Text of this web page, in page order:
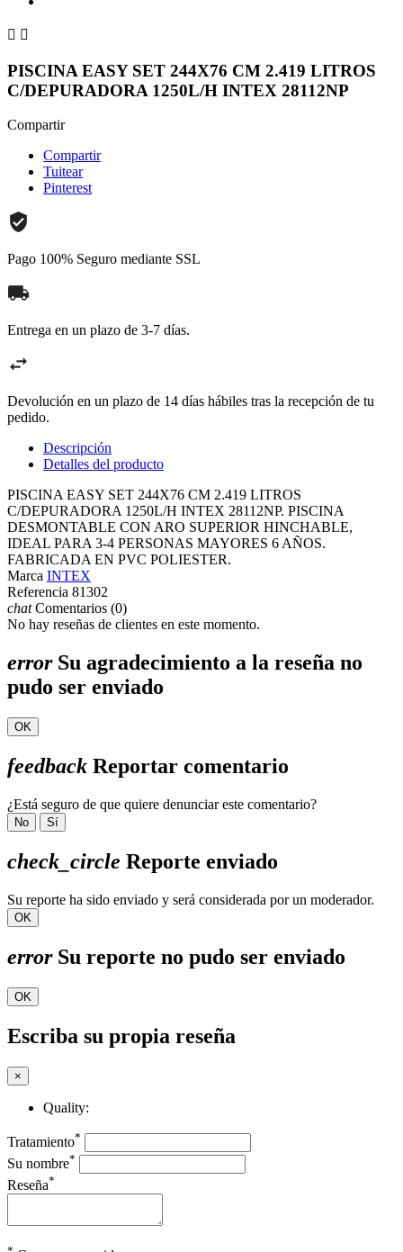
 
PISCINA EASY SET 244X76 CM 2.419 LITROS
C/DEPURADORA 1250L/H INTEX 28112NP
Compartir
Compartir
Tuitear
Pinterest
Pago 100% Seguro mediante SSL
Entrega en un plazo de 3-7 días.
Devolución en un plazo de 14 días hábiles tras la recepción de tu
pedido.
Descripción
Detalles del producto
PISCINA EASY SET 244X76 CM 2.419 LITROS
C/DEPURADORA 1250L/H INTEX 28112NP. PISCINA
DESMONTABLE CON ARO SUPERIOR HINCHABLE,
IDEAL PARA 3-4 PERSONAS MAYORES 6 AÑOS.
FABRICADA EN PVC POLIESTER.
Marca INTEX
Referencia 81302
chatComentarios (0)
No hay reseñas de clientes en este momento.
errorSu agradecimiento a la reseña no
pudo ser enviado
OK
feedback Reportar comentario
¿Está seguro de que quiere denunciar este comentario?
No Sí
check_circle Reporte enviado
Su reporte ha sido enviado y será considerada por un moderador.
OK
errorSu reporte no pudo ser enviado
OK
Escriba su propia reseña
×
Quality:
Tratamiento*
Su nombre*
Reseña*